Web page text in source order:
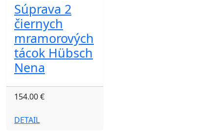
Súprava 2
čiernych
mramorových
tácok Hübsch
Nena
154.00 €
DETAIL